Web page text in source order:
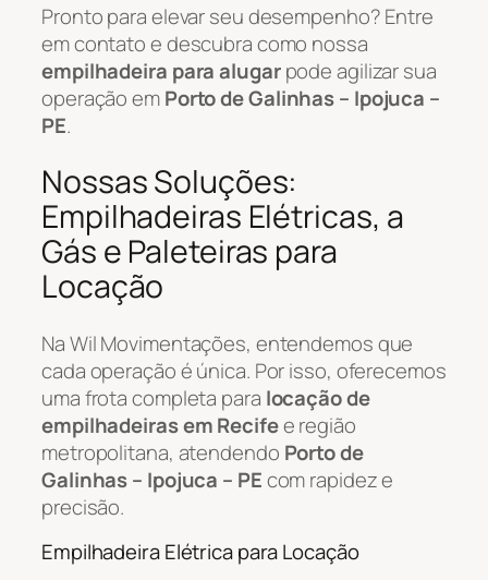
Pronto para elevar seu desempenho? Entre
em contato e descubra como nossa
empilhadeira para alugarpode agilizar sua
operação emPorto de Galinhas – Ipojuca –
PE.
Nossas Soluções:
Empilhadeiras Elétricas, a
Gás e Paleteiras para
Locação
Na Wil Movimentações, entendemos que
cada operação é única. Por isso, oferecemos
uma frota completa para locação de
empilhadeiras em Recifee região
metropolitana, atendendo Porto de
Galinhas – Ipojuca – PEcom rapidez e
precisão.
Empilhadeira Elétrica para Locação